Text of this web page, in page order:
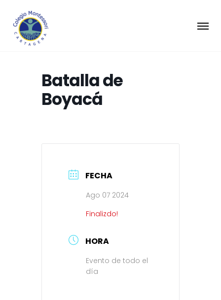
Batalla de
Boyacá
FECHA
Ago 07 2024
Finalizdo!
HORA
Evento de todo el
día